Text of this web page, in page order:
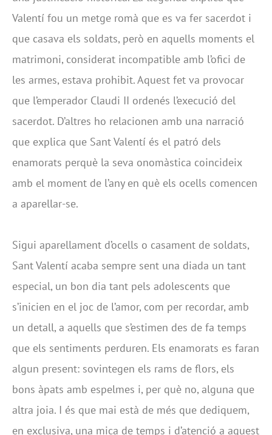
Valentí fou un metge romà que es va fer sacerdot i
que casava els soldats, però en aquells moments el
matrimoni, considerat incompatible amb l’ofici de
les armes, estava prohibit. Aquest fet va provocar
que l’emperador Claudi II ordenés l’execució del
sacerdot. D’altres ho relacionen amb una narració
que explica que Sant Valentí és el patró dels
enamorats perquè la seva onomàstica coincideix
amb el moment de l’any en què els ocells comencen
a aparellar-se.
Sigui aparellament d’ocells o casament de soldats,
Sant Valentí acaba sempre sent una diada un tant
especial, un bon dia tant pels adolescents que
s’inicien en el joc de l’amor, com per recordar, amb
un detall, a aquells que s’estimen des de fa temps
que els sentiments perduren. Els enamorats es faran
algun present: sovintegen els rams de flors, els
bons àpats amb espelmes i, per què no, alguna que
altra joia. I és que mai està de més que dediquem,
en exclusiva, una mica de temps i d’atenció a aquest